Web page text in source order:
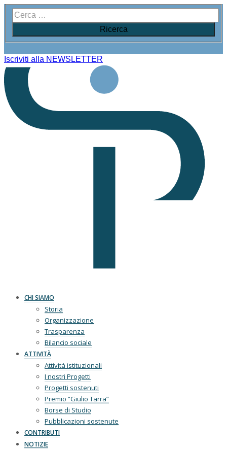
Iscriviti alla NEWSLETTER
CHI SIAMO
Storia
Organizzazione
Trasparenza
Bilancio sociale
ATTIVITÀ
Attività istituzionali
I nostri Progetti
Progetti sostenuti
Premio “Giulio Tarra”
Borse di Studio
Pubblicazioni sostenute
CONTRIBUTI
NOTIZIE